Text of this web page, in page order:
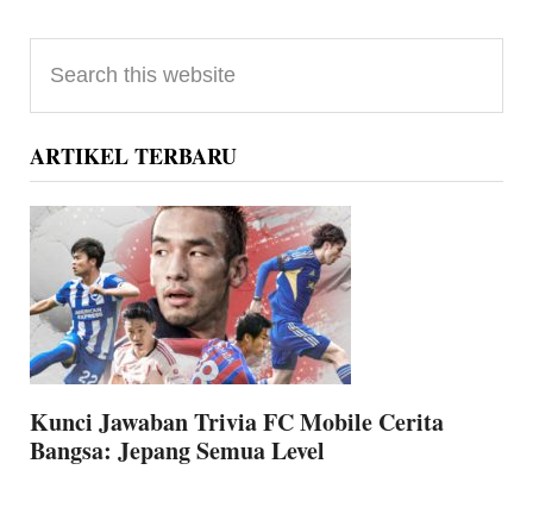
Primary
Sidebar
this
website
ARTIKEL TERBARU
Kunci Jawaban Trivia FC Mobile Cerita
Bangsa: Jepang Semua Level